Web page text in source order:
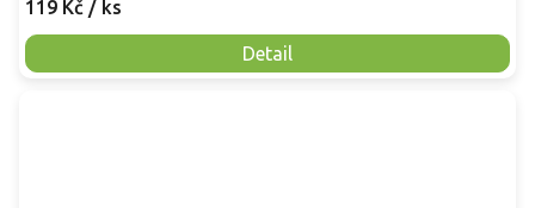
119 Kč / ks
Detail